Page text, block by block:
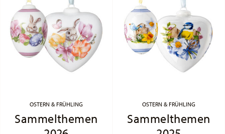
OSTERN & FRÜHLING
Sammelthemen
OSTERN & FRÜHLING
Sammelthemen